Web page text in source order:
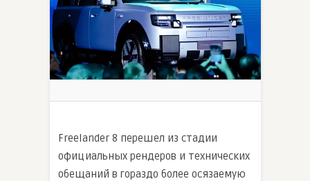
Freelander 8 перешел из стадии
официальных рендеров и технических
обещаний в гораздо более осязаемую